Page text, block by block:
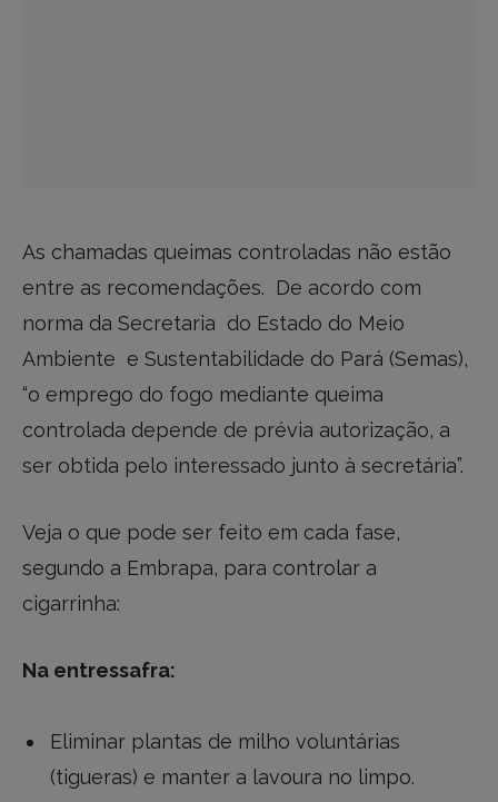
As chamadas queimas controladas não estão
entre as recomendações. De acordo com
norma da Secretaria do Estado do Meio
Ambiente e Sustentabilidade do Pará (Semas),
“o emprego do fogo mediante queima
controlada depende de prévia autorização, a
ser obtida pelo interessado junto à secretária”.
Veja o que pode ser feito em cada fase,
segundo a Embrapa, para controlar a
cigarrinha:
Na entressafra:
Eliminar plantas de milho voluntárias
(tigueras) e manter a lavoura no limpo.